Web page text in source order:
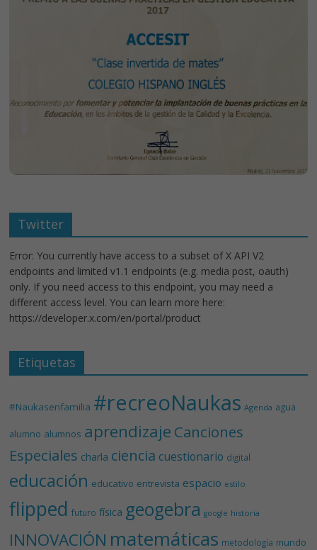
Twitter
Error: You currently have access to a subset of X API V2
endpoints and limited v1.1 endpoints (e.g. media post, oauth)
only. If you need access to this endpoint, you may need a
different access level. You can learn more here:
https://developer.x.com/en/portal/product
Etiquetas
#Naukasenfamilia #recreoNaukas Agenda agua
alumno alumnos aprendizaje Canciones
Especiales charla ciencia cuestionario digital
educación educativo entrevista espacio estilo
flipped futuro física geogebra google historia
INNOVACIÓN matemáticas metodología mundo